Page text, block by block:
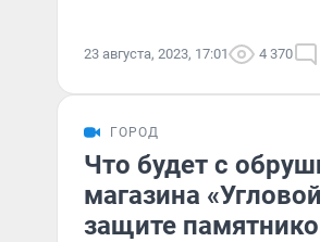
23 августа, 2023, 17:01 4 370
ГОРОД
Что будет с
магазина
защите